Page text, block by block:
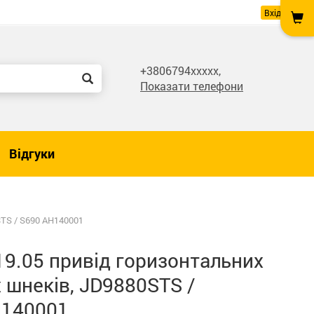
Вхід
+3806794xxxxx,
Показати телефони
Відгуки
/ S690 AH140001
привід горизонтальних
JD9880STS /